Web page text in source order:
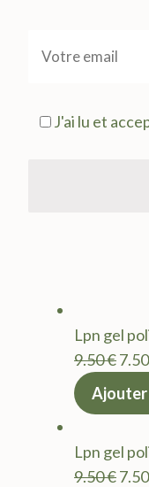
J'ai lu et
Lpn gel
9.50€Le
prix
7.50
Ajouter
Lpn gel
9.50€Le
7.50